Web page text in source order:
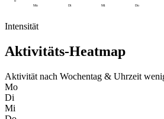
Mo Di Mi Do
Intensität
Aktivitäts-Heatmap
Aktivität nach Wochentag & Uhrzeit
Mo
Di
Mi